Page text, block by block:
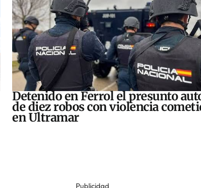
Detenido en Ferrol el presunto
de diez robos con violencia
en Ultramar
Publicidad